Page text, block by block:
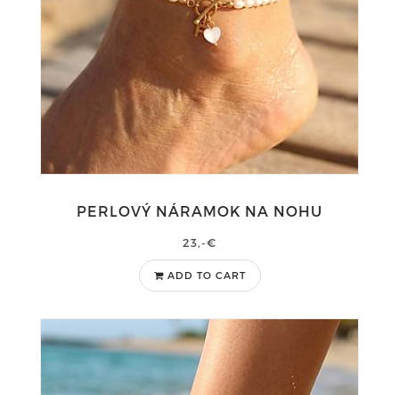
PERLOVÝ NÁRAMOK NA NOHU
23,-€
ADD TO CART